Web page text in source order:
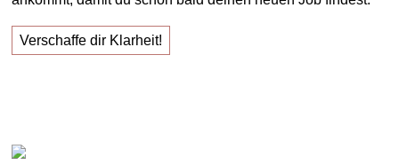
Verschaffe dir Klarheit!